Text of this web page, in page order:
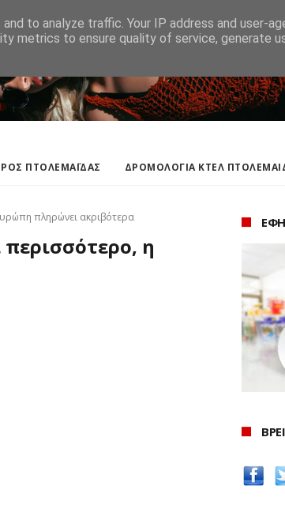
ΚΤΕΛ ΠΤΟΛΕΜΑΙΔΑΣ
ΠΤΟΛΕΜΑΪΔΑΣ ΔΡΟΜΟΛΟΓΙΑ ΚΤΕΛ
πληρώνει ακριβότερα
η
to analyze traffic. Your IP address and user-
metrics to ensure quality of service, generate